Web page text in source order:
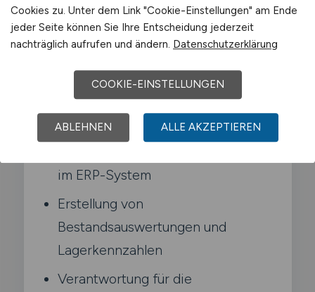
sorgst dafür. dass Soll- und Ist-Bestände
übereinstimmen.
Typische Aufgaben in Melle
Pflege der Stammdaten und
im ERP-System
Erstellung von
Bestandsauswertungen und
Lagerkennzahlen
Verantwortung für die
Cookies zu. Unter dem Link "Cookie-Einstellungen" am Ende
jeder Seite können Sie Ihre Entscheidung jederzeit
nachträglich aufrufen und ändern. Datenschutzerklärung
COOKIE-EINSTELLUNGEN
ABLEHNEN ALLE AKZEPTIEREN